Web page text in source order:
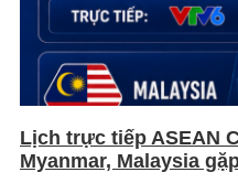
Lịch trực tiếp ASEAN
Myanmar, Malaysia